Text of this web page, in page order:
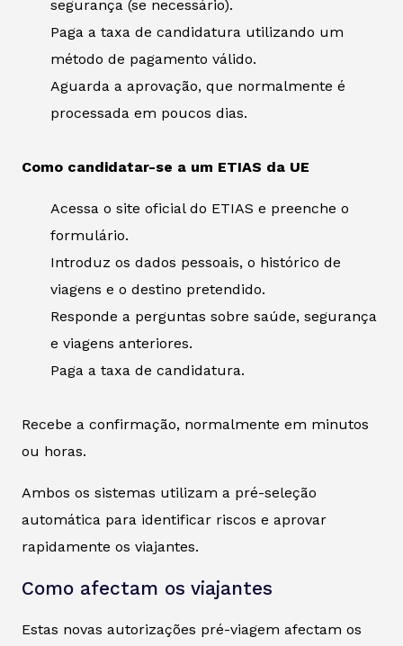
segurança (se necessário).
Paga a taxa de candidatura utilizando um
método de pagamento válido.
Aguarda a aprovação, que normalmente é
processada em poucos dias.
Como candidatar-se a um ETIAS da UE
Acessa o site oficial do ETIAS e preenche o
formulário.
Introduz os dados pessoais, o histórico de
viagens e o destino pretendido.
Responde a perguntas sobre saúde, segurança
e viagens anteriores.
Paga a taxa de candidatura.
Recebe a confirmação, normalmente em minutos
ou horas.
Ambos os sistemas utilizam a pré-seleção
automática para identificar riscos e aprovar
rapidamente os viajantes.
Como afectam os viajantes
Estas novas autorizações pré-viagem afectam os